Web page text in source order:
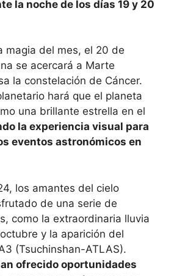
la noche de los días 19 y 20
magia del mes, el 20 de
se acercará a Marte
la constelación de Cáncer.
hará que el planeta
una brillante estrella en el
la experiencia visual para
eventos astronómicos en
los amantes del cielo
de una serie de
como la extraordinaria lluvia
y la aparición del
(Tsuchinshan-ATLAS).
ofrecido oportunidades